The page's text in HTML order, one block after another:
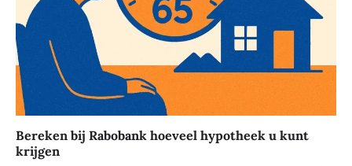
Bereken bij Rabobank hoeveel hypotheek u kunt
krijgen